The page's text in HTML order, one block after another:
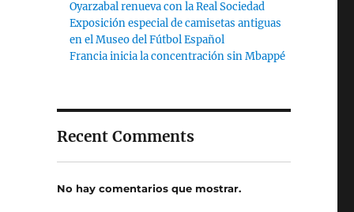
Oyarzabal renueva con la Real Sociedad
Exposición especial de camisetas antiguas
en el Museo del Fútbol Español
Francia inicia la concentración sin Mbappé
Recent Comments
No hay comentarios que mostrar.